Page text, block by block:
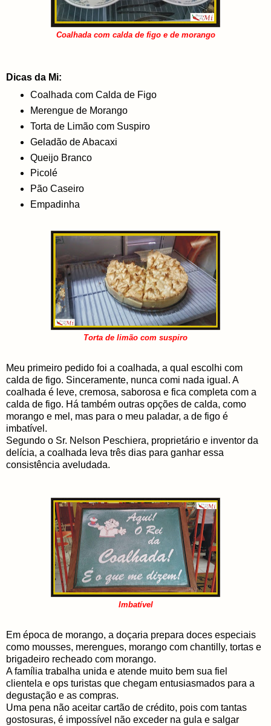
Coalhada com calda de figo e de morango
Dicas da Mi:
Coalhada com Calda de Figo
Merengue de Morango
Torta de Limão com Suspiro
Geladão de Abacaxi
Queijo Branco
Picolé
Pão Caseiro
Empadinha
Torta de limão com suspiro
Meu primeiro pedido foi a coalhada, a qual escolhi com
calda de figo. Sinceramente, nunca comi nada igual. A
coalhada é leve, cremosa, saborosa e fica completa com a
calda de figo. Há também outras opções de calda, como
morango e mel, mas para o meu paladar, a de figo é
imbatível.
Segundo o Sr. Nelson Peschiera, proprietário e inventor da
delícia, a coalhada leva três dias para ganhar essa
consistência aveludada.
Imbatível
Em época de morango, a doçaria prepara doces especiais
como mousses, merengues, morango com chantilly, tortas e
brigadeiro recheado com morango.
A família trabalha unida e atende muito bem sua fiel
clientela e ops turistas que chegam entusiasmados para a
degustação e as compras.
Uma pena não aceitar cartão de crédito, pois com tantas
gostosuras, é impossível não exceder na gula e salgar